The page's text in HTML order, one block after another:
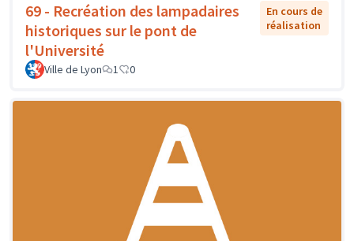
69 - Recréation des lampadaires
historiques sur le pont de
l'Université
En cours de
réalisation
Ville de Lyon 1 0